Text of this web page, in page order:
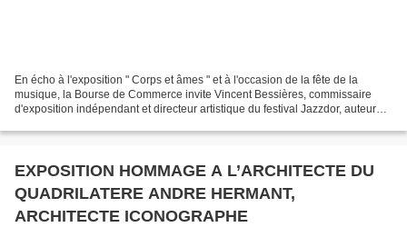
En écho à l'exposition " Corps et âmes " et à l'occasion de la fête de la
musique, la Bourse de Commerce invite Vincent Bessières, commissaire
d'exposition indépendant et directeur artistique du festival Jazzdor, auteur
EXPOSITION HOMMAGE A L’ARCHITECTE DU
QUADRILATERE ANDRE HERMANT,
ARCHITECTE ICONOGRAPHE